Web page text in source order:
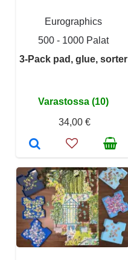
Eurographics
500 - 1000 Palat
3-Pack pad, glue, sorter
Varastossa (10)
34,00 €